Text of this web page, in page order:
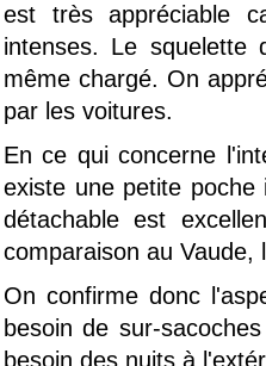
est très appréciable
intenses. Le squelette
même chargé. On
par les voitures.
En ce qui concerne
existe une petite
détachable est
comparaison au Vaude,
On confirme donc
besoin de sur-
besoin des nuits à